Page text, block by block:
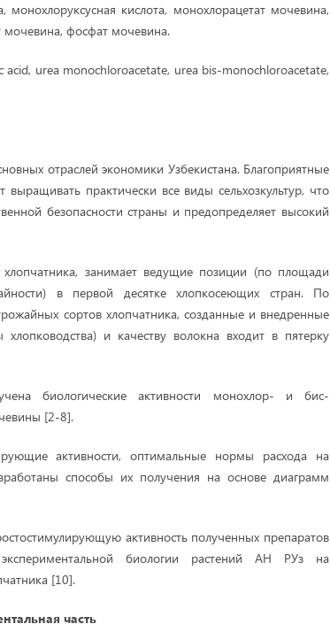
монохлоруксусная кислота, монохлорацетат мочевина,
мочевина, фосфат мочевина.
urea monochloroacetate, urea bis-monochloroacetate,
отраслей экономики Узбекистана. Благоприятные
практически все виды сельхозкультур, что
безопасности страны и предопределяет высокий
занимает ведущие позиции (по площади
в первой десятке хлопкосеющих стран. По
сортов хлопчатника, созданные и внедренные
и качеству волокна входит в пятерку
биологические активности монохлор- и бис-
[2-8].
активности, оптимальные нормы расхода на
способы их получения на основе диаграмм
активность полученных препаратов
биологии растений АН РУз на
[10].
часть